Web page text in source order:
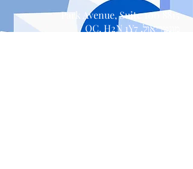
8815 Park Avenue, Suite 100
מונטריאול, QC, H2N 1Y7